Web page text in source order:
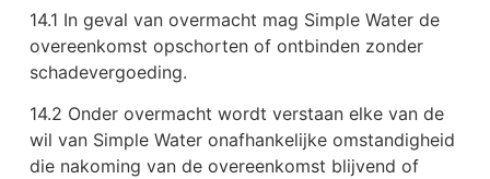
14.1 In geval van overmacht mag Simple Water de
overeenkomst opschorten of ontbinden zonder
schadevergoeding.
14.2 Onder overmacht wordt verstaan elke van de
wil van Simple Water onafhankelijke omstandigheid
die nakoming van de overeenkomst blijvend of